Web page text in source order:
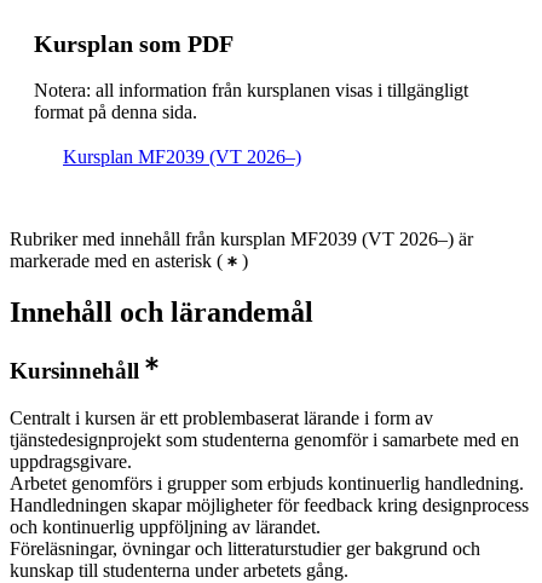
Kursplan som PDF
Notera: all information från kursplanen visas i tillgängligt
format på denna sida.
Kursplan MF2039 (VT 2026–)
Rubriker med innehåll från kursplan MF2039 (VT 2026–) är
markerade med en asterisk ( )
Innehåll och lärandemål
Kursinnehåll
Centralt i kursen är ett problembaserat lärande i form av
tjänstedesignprojekt som studenterna genomför i samarbete med en
uppdragsgivare.
Arbetet genomförs i grupper som erbjuds kontinuerlig handledning.
Handledningen skapar möjligheter för feedback kring designprocess
och kontinuerlig uppföljning av lärandet.
Föreläsningar, övningar och litteraturstudier ger bakgrund och
kunskap till studenterna under arbetets gång.